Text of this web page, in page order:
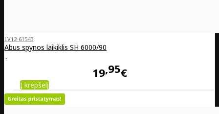
LV12-61543
Abus spynos laikiklis SH 6000/90
..
19 95€
Į krepšelį